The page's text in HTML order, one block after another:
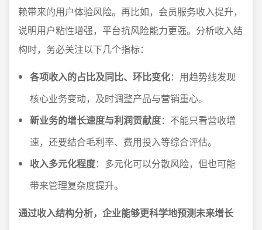
赖带来的用户体验风险。再比如，会员服务收入提升，
说明用户粘性增强，平台抗风险能力更强。分析收入结
构时，务必关注以下几个指标：
各项收入的占比及同比、环比变化：用趋势线发现
核心业务变动，及时调整产品与营销重心。
新业务的增长速度与利润贡献度：不能只看营收增
速，还要结合毛利率、费用投入等综合评估。
收入多元化程度：多元化可以分散风险，但也可能
带来管理复杂度提升。
通过收入结构分析，企业能够更科学地预测未来增长